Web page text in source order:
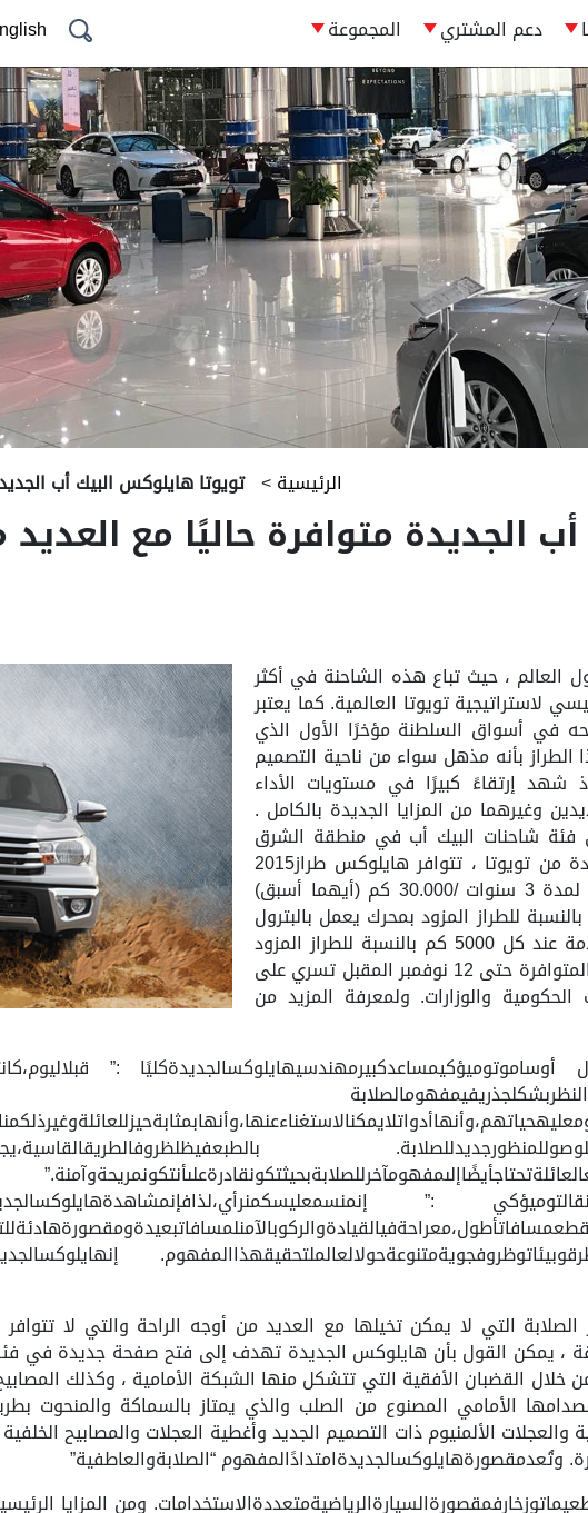
دعم المشتري المجموعة
الرئيسية> تويوتا هايلوكس البيك أب
الجديدة متوافرة حاليًا مع العديد
، حيث تباع هذه الشاحنة في أكثر
لاستراتيجية تويوتا العالمية. كما يعتبر
في أسواق السلطنة مؤخرًا الأول الذي
بأنه مذهل سواء من ناحية التصميم
شهد إرتقاءً كبيرًا في مستويات الأداء
وغيرهما من المزايا الجديدة بالكامل .
فئة شاحنات البيك أب في منطقة الشرق
الأوسط . والآن وفي إطارعرض مهرجان السعادة من تويوتا ، تتوافر هايلوكس طراز2015
وطراز 2016 المنتجة عام 2015 مع حزمة خدمة لمدة 3 سنوات /30.000 كم (أيهما أسبق)
عند كل 10.000 كم وذلك بالنسبة للطراز المزود بمحرك يعمل بالبترول
وفي ظل ظروف التشغيل العادية أو6 مرات خدمة عند كل 5000 كم بالنسبة للطراز المزود
بمحرك يعمل بالديزل. مع العلم بأن هذه الميزة المتوافرة حتى 12 نوفمبر المقبل تسري على
والوزارات. ولمعرفة المزيد من
:”
:”
بالكثير من مظاهر الصلابة التي لا يمكن تخيلها مع العديد من أوجه الراحة والتي
، يمكن القول بأن هايلوكس الجديدة تهدف إلى فتح صفحة جديدة في
خلال القضبان الأفقية التي تتشكل منها الشبكة الأمامية ، وكذلك
الأمامي المصنوع من الصلب والذي يمتاز بالسماكة والمنحوت
والعجلات الألمنيوم ذات التصميم الجديد وأغطية العجلات والمصابيح
وتُعدمقصورةهايلوكسالجديدةامتدادًالمفهوم “الصلابةوالعاطفية”
ومن المزايا